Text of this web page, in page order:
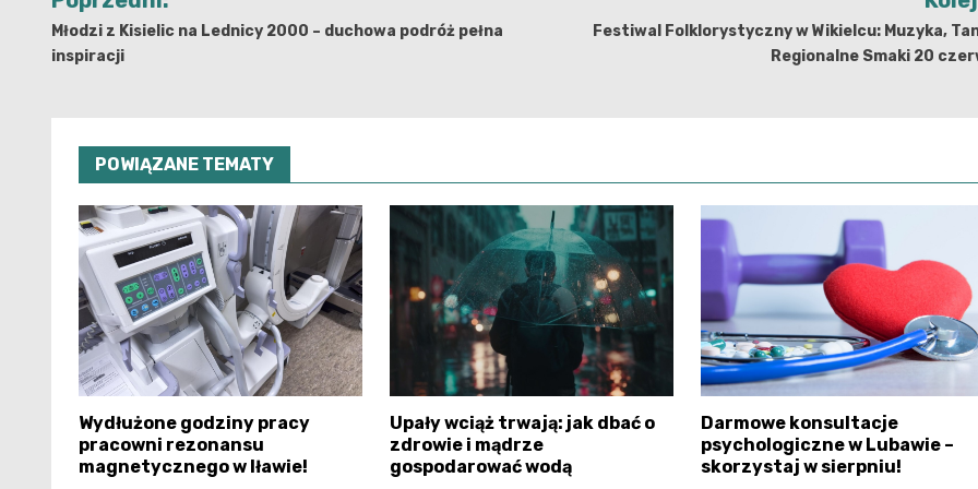
wpisu
Młodzi z Kisielic na Lednicy 2000 – duchowa podróż pełna
inspiracji
Festiwal Folklorystyczny w Wikielcu: Muzyka,
Regionalne Smaki 20
POWIĄZANE TEMATY
Wydłużone godziny pracy
pracowni rezonansu
magnetycznego w Iławie!
Upały wciąż trwają: jak dbać o
zdrowie i mądrze
gospodarować wodą
Darmowe konsultacje
psychologiczne w Lubawie –
skorzystaj w sierpniu!